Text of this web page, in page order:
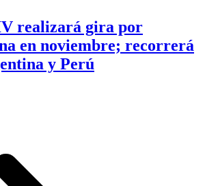
realizará gira por
en noviembre; recorrerá
y Perú